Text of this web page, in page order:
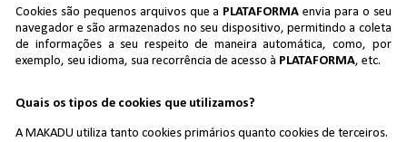
Cookies são pequenos arquivos que a PLATAFORMA envia para o seu
navegador e são armazenados no seu dispositivo, permitindo a coleta
de informações a seu respeito de maneira automática, como, por
exemplo, seu idioma, sua recorrência de acesso à PLATAFORMA, etc.
Quais os tipos de cookies que utilizamos?
A MAKADU utiliza tanto cookies primários quanto cookies de terceiros.